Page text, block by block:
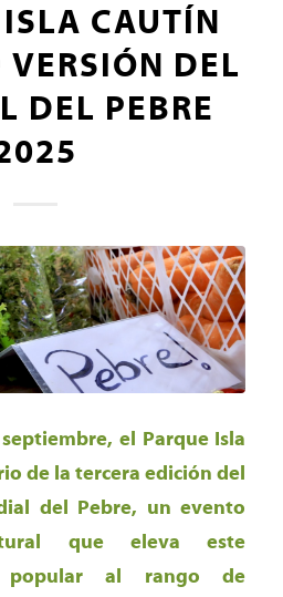
CAUTÍN
VERSIÓN DEL
DEL PEBRE
el Parque Isla
de la tercera edición del
del Pebre, un evento
que eleva este
popular al rango de